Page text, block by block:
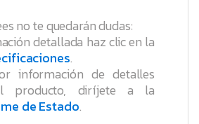
no te quedarán dudas:
detallada haz clic en la
.
información de detalles
producto, diríjete a la
de Estado.